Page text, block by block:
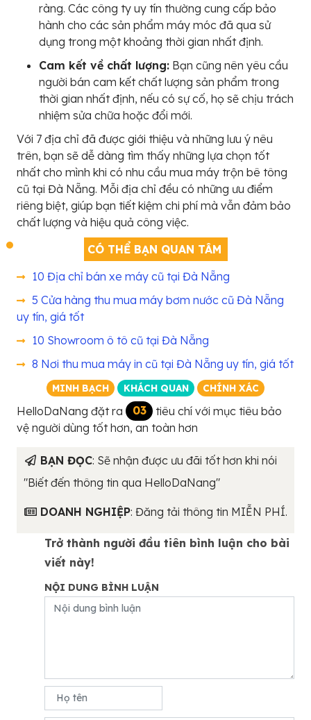
ràng. Các công ty uy tín thường cung cấp bảo
hành cho các sản phẩm máy móc đã qua sử
dụng trong một khoảng thời gian nhất định.
Cam kết về chất lượng: Bạn cũng nên yêu cầu
người bán cam kết chất lượng sản phẩm trong
thời gian nhất định, nếu có sự cố, họ sẽ chịu trách
nhiệm sửa chữa hoặc đổi mới.
Với 7 địa chỉ đã được giới thiệu và những lưu ý nêu
trên, bạn sẽ dễ dàng tìm thấy những lựa chọn tốt
nhất cho mình khi có nhu cầu mua máy trộn bê tông
cũ tại Đà Nẵng. Mỗi địa chỉ đều có những ưu điểm
riêng biệt, giúp bạn tiết kiệm chi phí mà vẫn đảm bảo
chất lượng và hiệu quả công việc.
CÓ THỂ BẠN QUAN TÂM
10 Địa chỉ bán xe máy cũ tại Đà Nẵng
5 Cửa hàng thu mua máy bơm nước cũ Đà Nẵng
uy tín, giá tốt
10 Showroom ô tô cũ tại Đà Nẵng
8 Nơi thu mua máy in cũ tại Đà Nẵng uy tín, giá tốt
MINH BẠCH KHÁCH QUAN CHÍNH XÁC
HelloDaNang đặt ra 03
tiêu chí với mục tiêu bảo
vệ người dùng tốt hơn, an toàn hơn
BẠN ĐỌC: Sẽ nhận được ưu đãi tốt hơn khi nói
"Biết đến thông tin qua HelloDaNang"
DOANH NGHIỆP: Đăng tải thông tin MIỄN PHÍ.
Trở thành người đầu tiên bình luận cho bài
viết này!
NỘI DUNG BÌNH LUẬN